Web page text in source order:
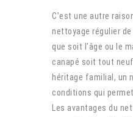
C’est une autre
nettoyage régulier
que soit l’âge ou le
canapé soit tout neuf
héritage familial, un
conditions qui
Les avantages du